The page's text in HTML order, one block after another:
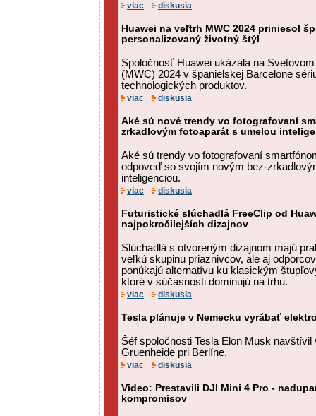
viac diskusia
Huawei na veľtrh MWC 2024 priniesol
personalizovaný životný štýl
Spoločnosť Huawei ukázala na
(MWC) 2024 v španielskej Barcelone
technologických produktov.
viac diskusia
Aké sú nové trendy vo fotografovaní
zrkadlovým fotoaparát s umelou
Aké sú trendy vo fotografovaní
odpoveď so svojím novým bez-
inteligenciou.
viac diskusia
Futuristické slúchadlá FreeClip od
najpokročilejších dizajnov
Slúchadlá s otvoreným dizajnom majú
veľkú skupinu priaznivcov, ale aj
ponúkajú alternatívu ku klasickým
ktoré v súčasnosti dominujú na trhu.
viac diskusia
Tesla plánuje v Nemecku vyrábať
Šéf spoločnosti Tesla Elon Musk
Gruenheide pri Berlíne.
viac diskusia
Video: Prestavili DJI Mini 4 Pro -
kompromisov